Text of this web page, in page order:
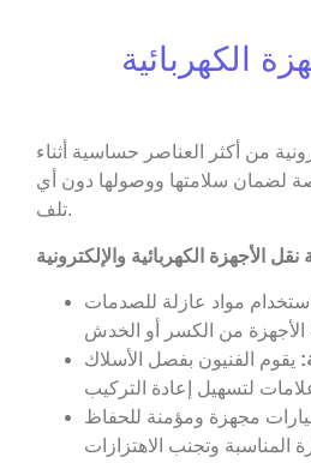
الكهربائية
من أكثر العناصر حساسية أثناء
لضمان سلامتها ووصولها دون أي
تلف.
مواد عازلة للصدمات
يقوم الفنيون بفصل الأسلاك
مجهزة ومؤمنة للحفاظ